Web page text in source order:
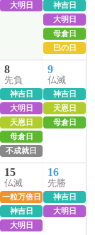
大明日
神吉日
大明日
母倉日
巳の日
8
先負
神吉日
大明日
天恩日
母倉日
不成就日
9
仏滅
神吉日
天恩日
母倉日
15
仏滅
一粒万倍日
神吉日
大明日
16
先勝
神吉日
大明日